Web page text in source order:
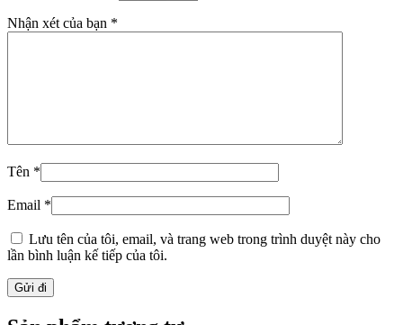
Nhận xét của bạn *
Tên *
Email *
Lưu tên của tôi, email, và trang web trong trình duyệt này cho
lần bình luận kế tiếp của tôi.